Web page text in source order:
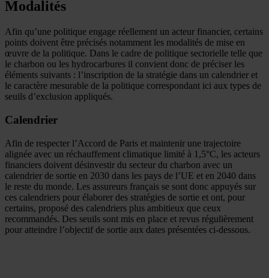
Modalités
Afin qu’une politique engage réellement un acteur financier, certains
points doivent être précisés notamment les modalités de mise en
œuvre de la politique. Dans le cadre de politique sectorielle telle que
le charbon ou les hydrocarbures il convient donc de préciser les
éléments suivants : l’inscription de la stratégie dans un calendrier et
le caractère mesurable de la politique correspondant ici aux types de
seuils d’exclusion appliqués.
Calendrier
Afin de respecter l’Accord de Paris et maintenir une trajectoire
alignée avec un réchauffement climatique limité à 1,5°C, les acteurs
financiers doivent désinvestir du secteur du charbon avec un
calendrier de sortie en 2030 dans les pays de l’UE et en 2040 dans
le reste du monde. Les assureurs français se sont donc appuyés sur
ces calendriers pour élaborer des stratégies de sortie et ont, pour
certains, proposé des calendriers plus ambitieux que ceux
recommandés. Des seuils sont mis en place et revus régulièrement
pour atteindre l’objectif de sortie aux dates présentées ci-dessous.